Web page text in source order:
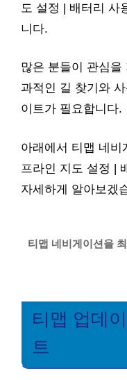
도 설정 | 배터리 사
니다.
많은 분들이 관심을
과적인 길 찾기와
이트가 필요합니다.
아래에서 티맵 네비
프라인 지도 설정 |
자세하게 알아보겠
티맵 네비게이션을
티맵 업데
트